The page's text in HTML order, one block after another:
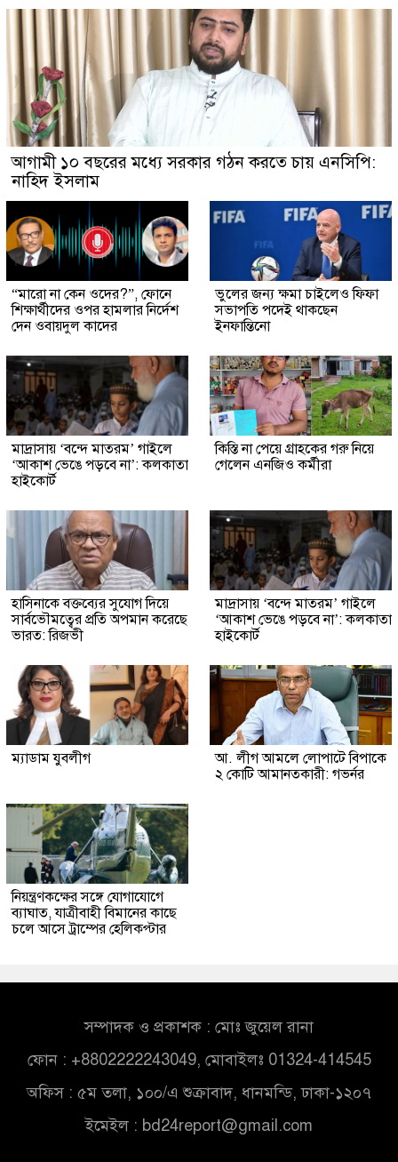
আগামী ১০ বছরের মধ্যে সরকার গঠন করতে চায় এনসিপি:
নাহিদ ইসলাম
“মারো না কেন ওদের?”, ফোনে
শিক্ষার্থীদের ওপর হামলার নির্দেশ
দেন ওবায়দুল কাদের
ভুলের জন্য ক্ষমা চাইলেও ফিফা
সভাপতি পদেই থাকছেন
ইনফান্তিনো
মাদ্রাসায় ‘বন্দে মাতরম’ গাইলে
‘আকাশ ভেঙে পড়বে না’: কলকাতা
হাইকোর্ট
কিস্তি না পেয়ে গ্রাহকের গরু নিয়ে
গেলেন এনজিও কর্মীরা
হাসিনাকে বক্তব্যের সুযোগ দিয়ে
সার্বভৌমত্বের প্রতি অপমান করেছে
ভারত: রিজভী
মাদ্রাসায় ‘বন্দে মাতরম’ গাইলে
‘আকাশ ভেঙে পড়বে না’: কলকাতা
হাইকোর্ট
ম্যাডাম যুবলীগ
আ. লীগ আমলে লোপাটে বিপাকে
২ কোটি আমানতকারী: গভর্নর
নিয়ন্ত্রণকক্ষের সঙ্গে যোগাযোগে
ব্যাঘাত, যাত্রীবাহী বিমানের কাছে
চলে আসে ট্রাম্পের হেলিকপ্টার
সম্পাদক ও প্রকাশক : মোঃ জুয়েল রানা
ফোন : +8802222243049, মোবাইলঃ 01324-414545
অফিস : ৫ম তলা, ১০০/এ শুক্রাবাদ, ধানমন্ডি, ঢাকা-১২০৭
ইমেইল : bd24report@gmail.com